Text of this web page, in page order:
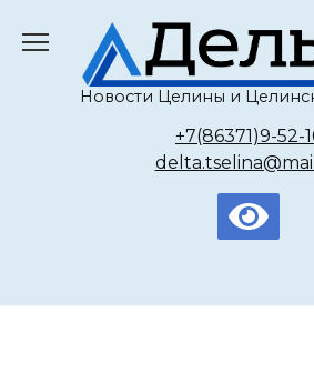
содержанию
Новости Целины и
+7(86371)9-52-